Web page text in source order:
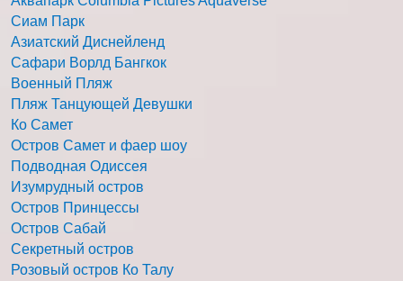
Сиам Парк
Азиатский Диснейленд
Сафари Ворлд Бангкок
Военный Пляж
Пляж Танцующей Девушки
Ко Самет
Остров Самет и фаер шоу
Подводная Одиссея
Изумрудный остров
Остров Принцессы
Остров Сабай
Секретный остров
Розовый остров Ко Талу